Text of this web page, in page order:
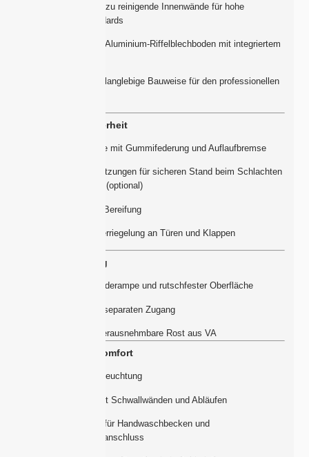
Glatte, leicht zu reinigende Innenwände für hohe
Hygienestandards
Rutschfester Aluminium-Riffelblechboden mit integriertem
Robuste und langlebige Bauweise für den professionellen
Fahrwerk & Sicherheit
Tandemachse mit Gummifederung und Auflaufbremse
Stabile Abstützungen für sicheren Stand beim Schlachten
und Reinigen (optional)
Hochwertige Bereifung
Sicherheitsverriegelung an Türen und Klappen
Aufbau & Zugang
Hinten mit Laderampe und rutschfester Oberfläche
Seitentür für separaten Zugang
Klappbare, herausnehmbare Rost aus VA
Ausstattung & Komfort
LED-Innenbeleuchtung
Blutwanne mit Schwallwänden und Abläufen
Vorbereitung für Handwaschbecken und
Warmwasseranschluss